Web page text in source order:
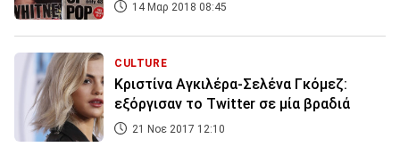
14 Μαρ 2018 08:45
CULTURE
Kριστίνα Αγκιλέρα-Σελένα Γκόμεζ:
εξόργισαν το Twitter σε μία βραδιά
21 Νοε 2017 12:10